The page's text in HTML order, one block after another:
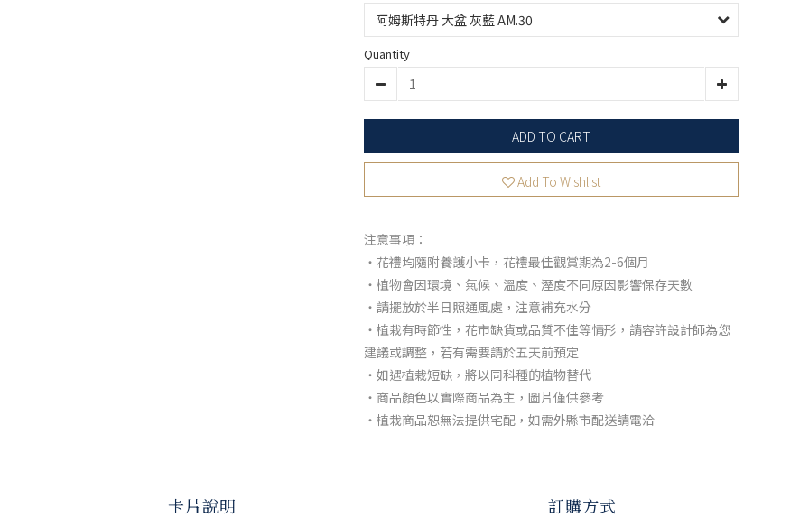
Quantity
ADD TO CART
Add To Wishlist
注意事項：
・花禮均隨附養護小卡，花禮最佳觀賞期為2-6個月
・植物會因環境、氣候、溫度、溼度不同原因影響保存天數
・請擺放於半日照通風處，注意補充水分
・植栽有時節性，花市缺貨或品質不佳等情形，請容許設計師為您
建議或調整，若有需要請於五天前預定
・如遇植栽短缺，將以同科種的植物替代
・商品顏色以實際商品為主，圖片僅供參考
・植栽商品恕無法提供宅配，如需外縣市配送請電洽
卡片說明 訂購方式